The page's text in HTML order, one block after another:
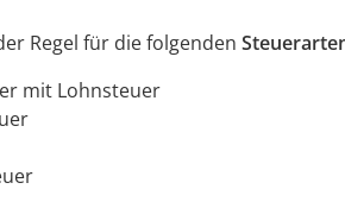
Regel für die folgenden
mit Lohnsteuer